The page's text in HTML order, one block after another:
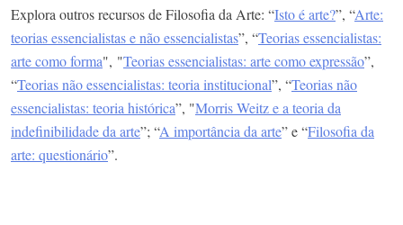
Explora outros recursos de Filosofia da Arte: “Isto é arte?”, “Arte:
teorias essencialistas e não essencialistas”, “Teorias essencialistas:
arte como forma", "Teorias essencialistas: arte como expressão”,
“Teorias não essencialistas: teoria institucional”, “Teorias não
essencialistas: teoria histórica”, "Morris Weitz e a teoria da
indefinibilidade da arte”; “A importância da arte” e “Filosofia da
arte: questionário”.